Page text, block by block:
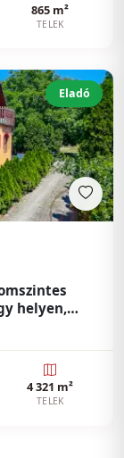
865 m²
TELEK
Eladó
helyen,
4 321 m²
TELEK